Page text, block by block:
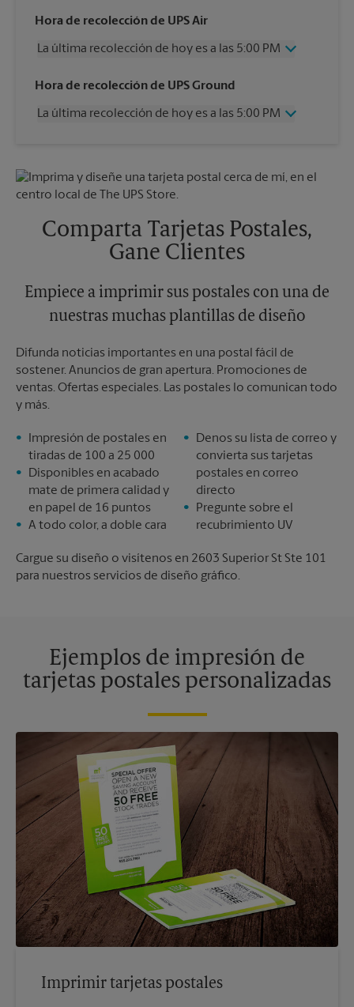
Hora de recolección de UPS Air
La última recolección de hoy es a las 5:00 PM
Miércoles
5:00 PM
Viernes
5:00 PM
Martes
Hora de recolección de UPS Ground
La última recolección de hoy es a las 5:00 PM
Viernes
5:00 PM
Sábado
Sin Recolección
Lunes
5:00 PM
5:00 PM
Comparta Tarjetas Postales,
Gane Clientes
Empiece a imprimir sus postales con una de
nuestras muchas plantillas de diseño
Difunda noticias importantes en una postal fácil de
sostener. Anuncios de gran apertura. Promociones de
ventas. Ofertas especiales. Las postales lo comunican todo
y más.
Impresión de postales en
tiradas de 100 a 25 000
Disponibles en acabado
mate de primera calidad y
en papel de 16 puntos
A todo color, a doble cara
Denos su lista de correo y
convierta sus tarjetas
postales en correo
directo
Pregunte sobre el
recubrimiento UV
Cargue su diseño o visítenos en 2603 Superior St Ste 101
para nuestros servicios de diseño gráfico.
Ejemplos de impresión de
tarjetas postales personalizadas
Imprimir tarjetas postales